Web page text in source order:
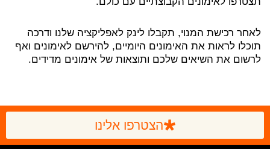
לאחר רכישת המנוי, תקבלו לינק לאפליקציה שלנו ודרכה
תוכלו לראות את האימונים היומיים, להירשם לאימונים ואף
לרשום את השיאים שלכם ותוצאות של אימונים מדידים.
הצטרפו אלינו